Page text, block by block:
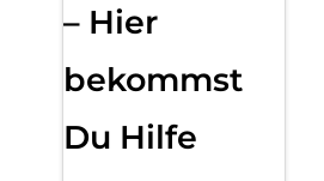
– Hier
bekommst
Du Hilfe